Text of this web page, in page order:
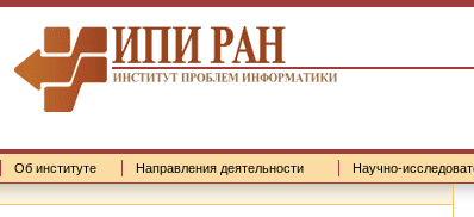
Об институте Направления деятельности Научно-